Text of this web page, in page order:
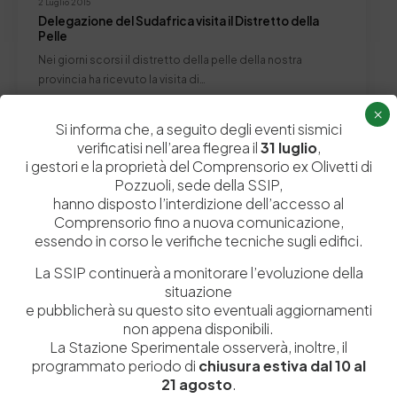
2 Luglio 2015
Delegazione del Sudafrica visita il Distretto della
Pelle
Nei giorni scorsi il distretto della pelle della nostra
provincia ha ricevuto la visita di…
Lascia un commento
Il tuo indirizzo email non sarà pubblicato.I campi obbligatori sono
Si informa che, a seguito degli eventi sismici
verificatisi nell’area flegrea il31 luglio,
i gestori e la proprietà del Comprensorio ex Olivetti di
Pozzuoli, sede della SSIP,
hanno disposto l’interdizione dell’accesso al
Comprensorio fino a nuova comunicazione,
essendo in corso le verifiche tecniche sugli edifici.
La SSIP continuerà a monitorare l’evoluzione della
situazione
e pubblicherà su questo sito eventuali aggiornamenti
non appena disponibili.
La Stazione Sperimentale osserverà, inoltre, il
programmato periodo di chiusura estiva dal 10 al
21 agosto.
×